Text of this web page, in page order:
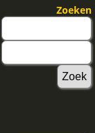
Zoeken